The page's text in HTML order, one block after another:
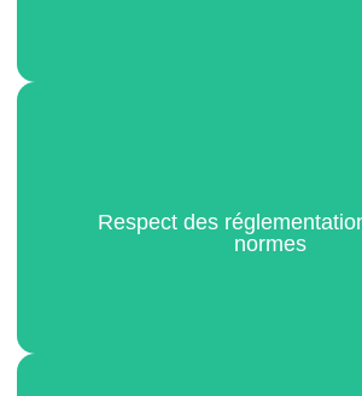
approche globale et efficace de la
Cette collaboration permet de partager
Respect des
normes